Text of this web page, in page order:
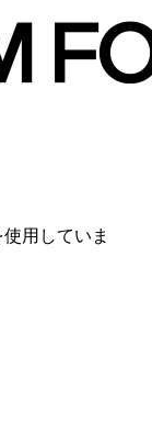
用していま